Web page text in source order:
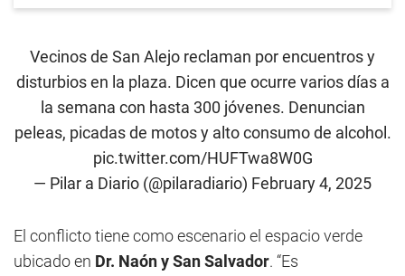
Vecinos de San Alejo reclaman por encuentros y
disturbios en la plaza. Dicen que ocurre varios días a
la semana con hasta 300 jóvenes. Denuncian
peleas, picadas de motosy alto consumo de alcohol.
pic.twitter.com/HUFTwa8W0G
— Pilar a Diario (@pilaradiario) February 4, 2025
El conflicto tiene como escenario el espacio verde
ubicado en Dr. Naón y San Salvador. “Es